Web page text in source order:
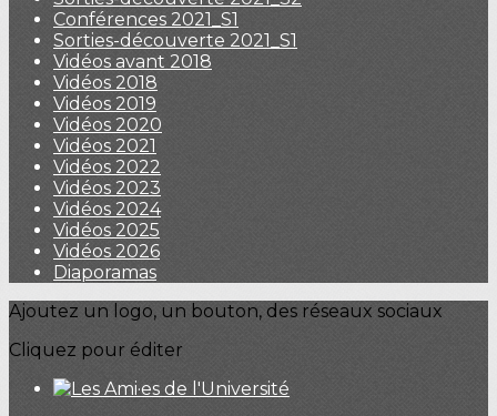
Conférences 2021_S1
Sorties-découverte 2021_S1
Vidéos avant 2018
Vidéos 2018
Vidéos 2019
Vidéos 2020
Vidéos 2021
Vidéos 2022
Vidéos 2023
Vidéos 2024
Vidéos 2025
Vidéos 2026
Diaporamas
Ajoutez un logo, un bouton, des réseaux sociaux
Cliquez pour éditer